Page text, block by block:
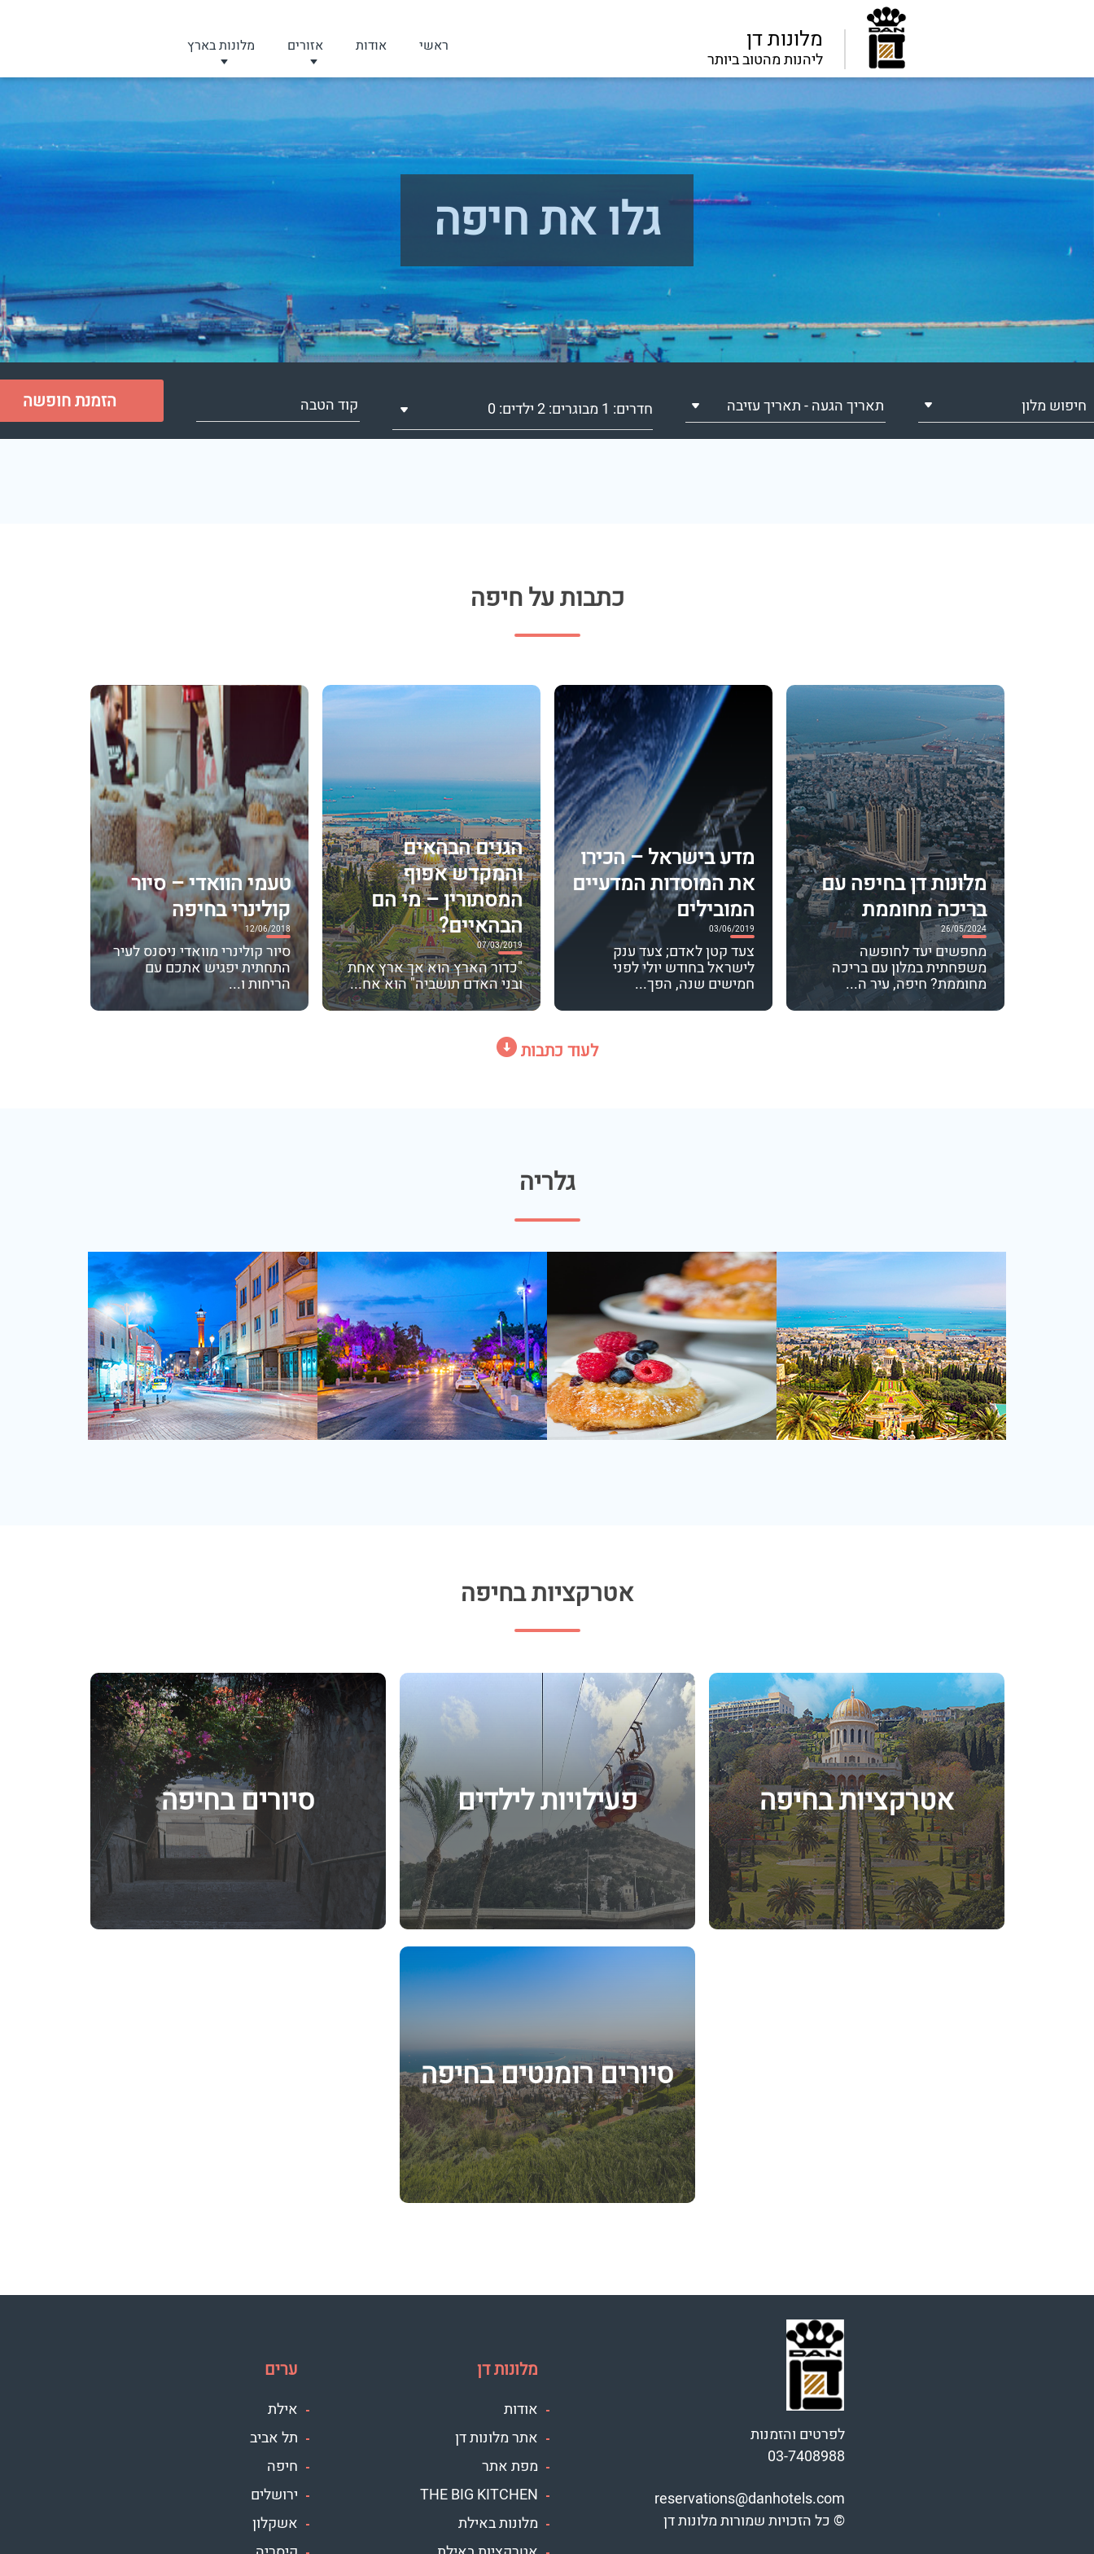
מלונות דן
ליהנות מהטוב ביותר
ראשי אודות אזורים מלונות בארץ
גלו את חיפה
חיפוש מלון חדרים: 1 מבוגרים: 2 ילדים: 0
כתבות על חיפה
מלונות דן בחיפה עם
בריכה מחוממת
26/05/2024
מחפשים יעד לחופשה
משפחתית במלון עם בריכה
מחוממת? חיפה, עיר ה...
מדע בישראל – הכירו
את המוסדות המדעיים
המובילים
03/06/2019
צעד קטן לאדם; צעד ענק
לישראל בחודש יולי לפני
חמישים שנה, הפך...
הגנים הבהאים
והמקדש אפוף
המסתורין – מי הם
הבהאיים?
07/03/2019
"כדור הארץ הוא אך ארץ אחת
ובני האדם תושביה" הוא אח...
טעמי הוואדי – סיור
קולינרי בחיפה
12/06/2018
סיור קולינרי מוואדי ניסנס לעיר
התחתית יפגיש אתכם עם
הריחות ו...
לעוד כתבות
גלריה
אטרקציות בחיפה
אטרקציות בחיפה פעילויות לילדים סיורים בחיפה
סיורים רומנטים בחיפה
לפרטים והזמנות
03-7408988
reservations@danhotels.com
© כל הזכויות שמורות מלונות דן
מלונות דן
אודות
אתר מלונות דן
מפת אתר
THE BIG KITCHEN
מלונות באילת
ערים
אילת
תל אביב
חיפה
ירושלים
אשקלון